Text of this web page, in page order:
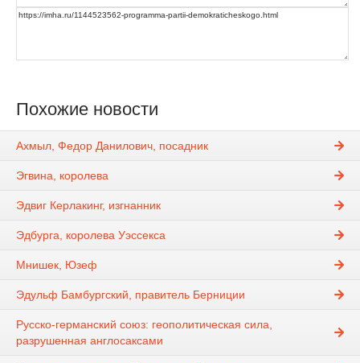
Похожие новости
Ахмыл, Федор Данилович, посадник
Эгвина, королева
Эдвиг Керлакинг, изгнанник
Эдбурга, королева Уэссекса
Мнишек, Юзеф
Эдульф Бамбургский, правитель Берниции
Русско-германский союз: геополитическая сила,
разрушенная англосаксами